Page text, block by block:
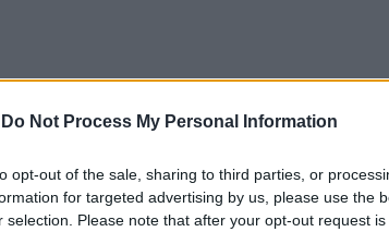
Do Not Process My Personal Information
opt-out of the sale, sharing to third parties, or
for targeted advertising by us, please use the
selection. Please note that after your opt-out request
PRÓXIMO
Banco de Portugal mais
a evolução do Investimento em
na